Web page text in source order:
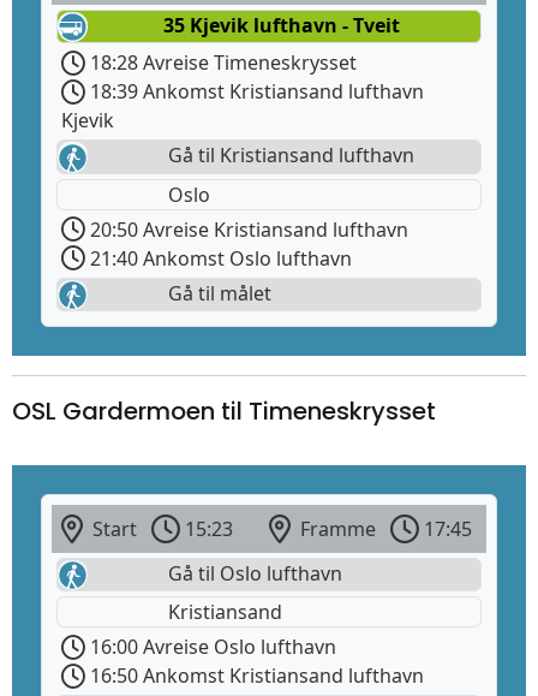
35 Kjevik lufthavn - Tveit
18:28 Avreise Timeneskrysset
18:39 Ankomst Kristiansand lufthavn
Kjevik
Gå til Kristiansand lufthavn
Oslo
20:50 Avreise Kristiansand lufthavn
21:40 Ankomst Oslo lufthavn
Gå til målet
OSL Gardermoen til Timeneskrysset
Start 15:23 Framme
17:45
Gå til Oslo lufthavn
Kristiansand
16:00 Avreise Oslo lufthavn
16:50 Ankomst Kristiansand lufthavn